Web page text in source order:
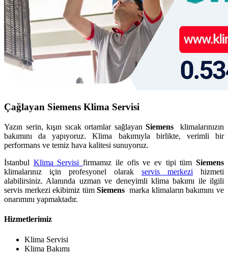
Çağlayan Siemens Klima Servisi
Yazın serin, kışın sıcak ortamlar sağlayan Siemens klimalarınızın
bakımını da yapıyoruz. Klima bakımıyla birlikte, verimli bir
performans ve temiz hava kalitesi sunuyoruz.
İstanbul Klima Servisifirmamız ile ofis ve ev tipi tümSiemens
klimalarınız için profesyonel olarak servis merkezi hizmeti
alabilirsiniz. Alanında uzman ve deneyimli klima bakımı ile ilgili
servis merkezi ekibimiz tümSiemensmarka klimaların bakımını ve
onarımını yapmaktadır.
Hizmetlerimiz
Klima Servisi
Klima Bakımı